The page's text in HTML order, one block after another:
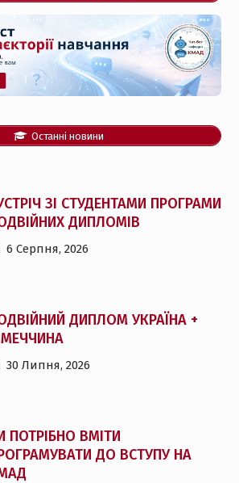
Останні новини
ЗІ СТУДЕНТАМИ ПРОГРАМИ
ДИПЛОМІВ
6 Серпня, 2026
ДИПЛОМ УКРАЇНА +
30 Липня, 2026
ПОТРІБНО ВМІТИ
ДО ВСТУПУ НА